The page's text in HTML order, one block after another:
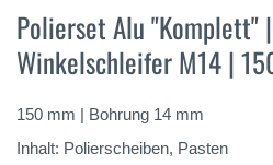
der
Bildergalerie
springen
Polierset Alu "Komplett"
Winkelschleifer M14 |
150 mm | Bohrung 14 mm
Inhalt: Polierscheiben, Pasten